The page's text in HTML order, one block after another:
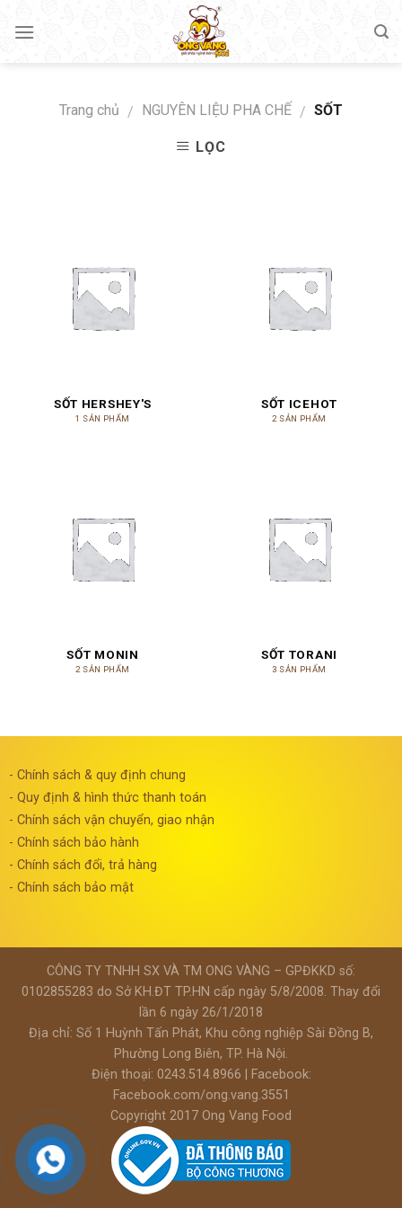
Trang chủ / NGUYÊN LIỆU PHA CHẾ / SỐT
LỌC
SỐT HERSHEY'S
1 SẢN PHẨM
SỐT ICEHOT
2 SẢN PHẨM
SỐT MONIN
2 SẢN PHẨM
SỐT TORANI
3 SẢN PHẨM
- Chính sách & quy định chung
- Quy định & hình thức thanh toán
- Chính sách vận chuyển, giao nhận
- Chính sách bảo hành
- Chính sách đổi, trả hàng
- Chính sách bảo mật
CÔNG TY TNHH SX VÀ TM ONG VÀNG – GPĐKKD số:
0102855283 do Sở KH.ĐT TP.HN cấp ngày 5/8/2008. Thay đổi
lần 6 ngày 26/1/2018
Địa chỉ: Số 1 Huỳnh Tấn Phát, Khu công nghiệp Sài Đồng B,
Phường Long Biên, TP. Hà Nội.
Điện thoại: 0243.514.8966 | Facebook:
Facebook.com/ong.vang.3551
Copyright 2017 Ong Vang Food